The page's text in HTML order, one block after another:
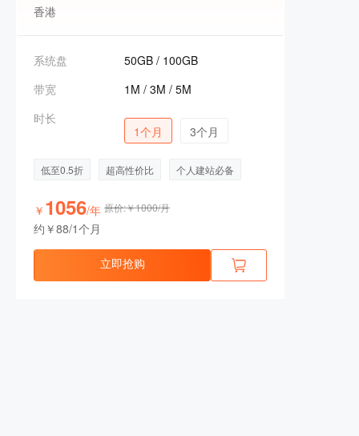
香港
系统盘
50GB / 100GB
带宽
1M / 3M / 5M
时长
1个月
3个月
低至0.5折 超高性价比 个人建站必备
￥ 1056/年 原价:￥1000/月
约￥88/1个月
立即抢购